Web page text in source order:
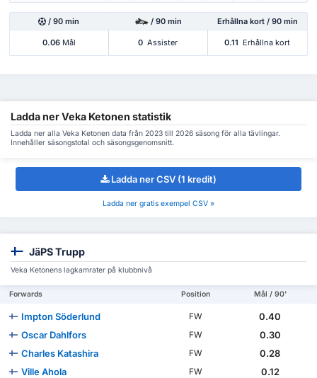
/ 90 min / 90 min Erhållna kort / 90 min
0.06Mål 0 Assister 0.11 Erhållna kort
Ladda ner Veka Ketonen statistik
Ladda ner alla Veka Ketonen data från 2023 till 2026 säsong för alla tävlingar.
Innehåller säsongstotal och säsongsgenomsnitt.
Ladda ner CSV (1 kredit)
Ladda ner gratis exempel CSV »
JäPS Trupp
Veka Ketonens lagkamrater på klubbnivå
Forwards Position Mål / 90'
Impton Söderlund FW
0.40
Oscar Dahlfors
FW
0.30
Charles Katashira
FW
0.28
Ville Ahola
FW
0.12